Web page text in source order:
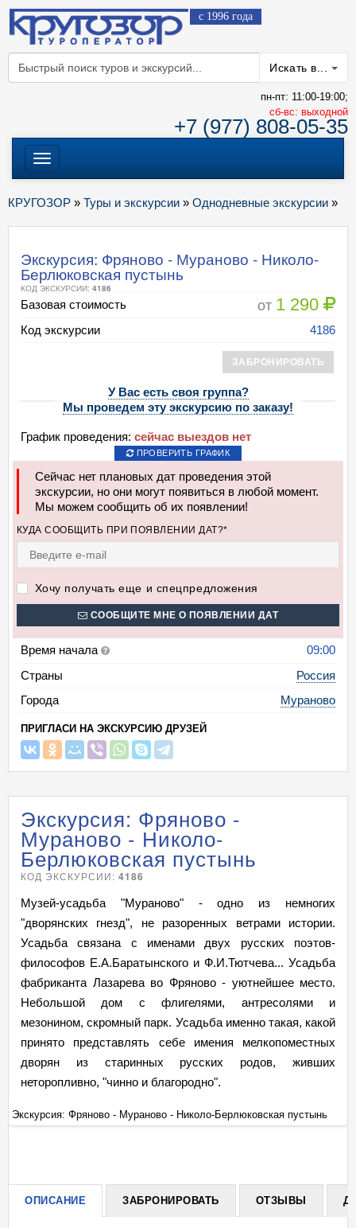
с 1996 года
Искать в...
пн-пт: 11:00-19:00;
cб-вс: выходной
+7 (977) 808-05-35
Меню
КРУГОЗОР » Туры и экскурсии » Однодневные экскурсии »
Экскурсия: Фряново - Мураново - Николо-
Берлюковская пустынь
КОД ЭКСКУРСИИ: 4186
Базовая стоимость от 1 290
Код экскурсии 4186
ЗАБРОНИРОВАТЬ
У Вас есть своя группа?
Мы проведем эту экскурсию по заказу!
График проведения: сейчас выездов нет
ПРОВЕРИТЬ ГРАФИК
Сейчас нет плановых дат проведения этой
экскурсии, но они могут появиться в любой момент.
Мы можем сообщить об их появлении!
КУДА СООБЩИТЬ ПРИ ПОЯВЛЕНИИ ДАТ?*
Хочу получать еще и спецпредложения
СООБЩИТЕ МНЕ О ПОЯВЛЕНИИ ДАТ
Время начала
09:00
Страны
Россия
Города
Мураново
ПРИГЛАСИ НА ЭКСКУРСИЮ ДРУЗЕЙ
Экскурсия: Фряново -
Мураново - Николо-
Берлюковская пустынь
КОД ЭКСКУРСИИ:4186
Музей-усадьба "Мураново" - одно из немногих
"дворянских гнезд", не разоренных ветрами истории.
Усадьба связана с именами двух русских поэтов-
философов Е.А.Баратынского и Ф.И.Тютчева... Усадьба
фабриканта Лазарева во Фряново - уютнейшее место.
Небольшой дом с флигелями, антресолями и
мезонином, скромный парк. Усадьба именно такая, какой
принято представлять себе имения мелкопоместных
дворян из старинных русских родов, живших
неторопливно, "чинно и благородно".
Экскурсия: Фряново - Мураново - Николо-Берлюковская пустынь
ОПИСАНИЕ ЗАБРОНИРОВАТЬ ОТЗЫВЫ